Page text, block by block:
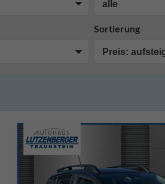
Sortierung